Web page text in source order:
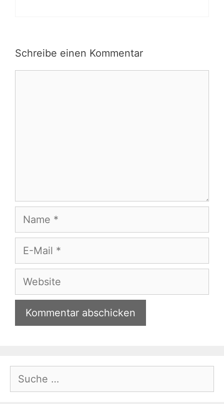
Schreibe einen Kommentar
Name
E-
Website
nach: